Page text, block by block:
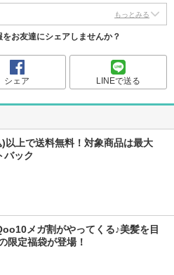
もっとみる
お友達にシェアしませんか？
シェア LINEで送る
以上で送料無料！対象商品は最大
バック
メガ割がやってくる♪美髪を目
限定福袋が登場！